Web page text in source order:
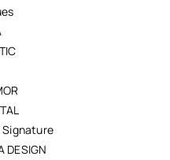
Signature
DESIGN